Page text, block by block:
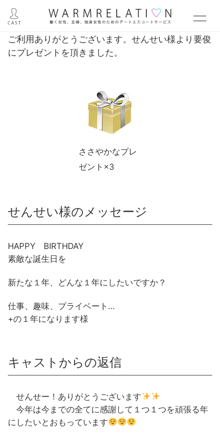
ご利用ありがとうございます。せんせい様より要俊
にプレゼントを頂きました。
ささやかなプレ
ゼント×3
せんせい様のメッセージ
HAPPY BIRTHDAY
素敵な誕生日を
新たな１年、どんな１年にしたいですか？
仕事、趣味、プライベート…
+の１年になります様
キャストからの返信
せんせー！ありがとうございます
今年は今までの全てに感謝して１つ１つを頑張る年
にしたいとおもっています